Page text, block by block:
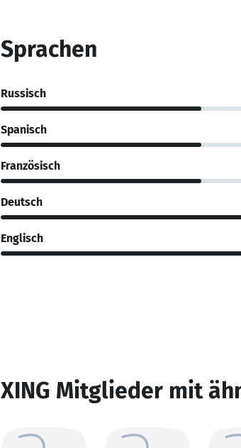
Sprachen
Russisch
Spanisch
Französisch
Deutsch
Englisch
XING Mitglieder mit